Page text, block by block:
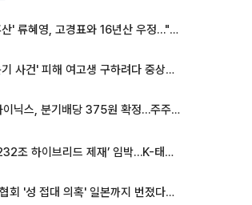
'나혼산' 류혜영, 고경표와 16년산 우정…"자취방서 부모님과 마주쳐"
'장윤기 사건' 피해 여고생 구하려다 중상…고교생 의상자 지정
SK하이닉스, 분기배당 375원 확정…주주환원책 9월로 앞당겨 발표
美 ‘232조 하이브리드 제재’ 임박…K-태양광, 불확실성 털고 날개 다나
축구협회 '성 접대 의혹' 일본까지 번졌다…日 심판 실명 공개